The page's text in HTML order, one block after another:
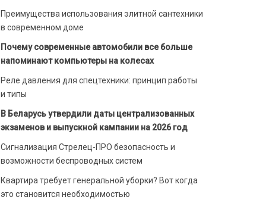
Преимущества использования элитной сантехники
в современном доме
Почему современные автомобили все больше
напоминают компьютеры на колесах
Реле давления для спецтехники: принцип работы
и типы
В Беларусь утвердили даты централизованных
экзаменов и выпускной кампании на 2026 год
Сигнализация Стрелец-ПРО безопасность и
возможности беспроводных систем
Квартира требует генеральной уборки? Вот когда
это становится необходимостью